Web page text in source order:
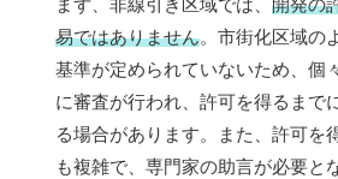
まず、非線引き区域では、 開発の
易ではありません。市街化区域の
基準が定められていないため、個
に審査が行われ、許可を得るまで
る場合があります。また、許可を
も複雑で、専門家の助言が必要と